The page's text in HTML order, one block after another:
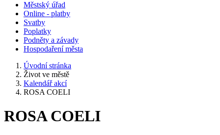
Městský úřad
Online - platby
Svatby
Poplatky
Podněty a závady
Hospodaření města
Úvodní stránka
Život ve městě
Kalendář akcí
ROSA COELI
ROSA COELI